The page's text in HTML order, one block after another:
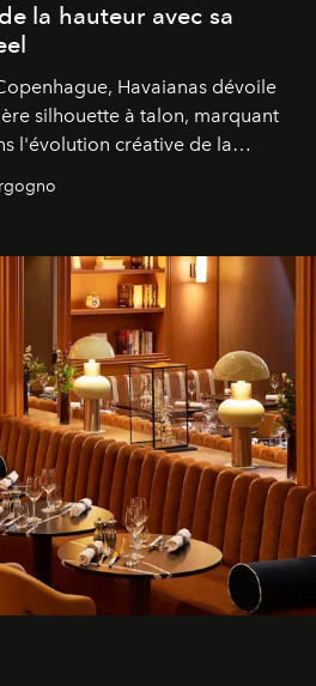
la hauteur avec sa
Havaianas dévoile
silhouette à talon, marquant
l'évolution créative de la